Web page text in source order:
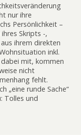
nur ihre
Persönlichkeit –
Skripts -,
ihrem direkten
inkl.
mit, kommen
nicht
fehlt.
„eine runde Sache“
Tolles und